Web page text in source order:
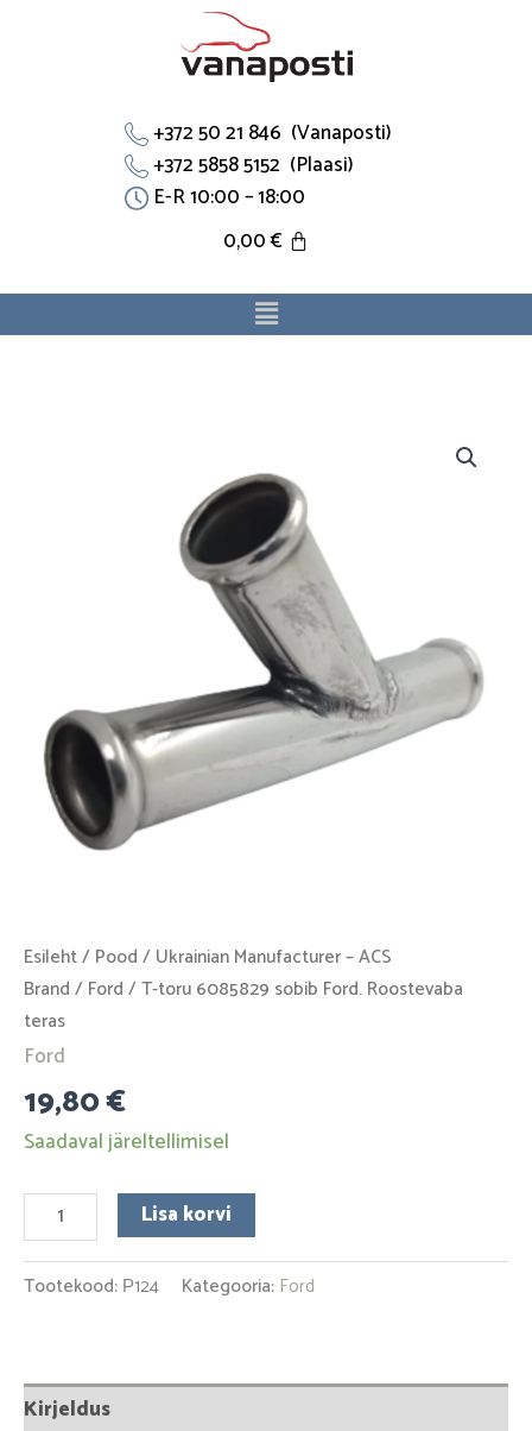
+372 50 21 846 (Vanaposti)
+372 5858 5152 (Plaasi)
E-R 10:00 – 18:00
0,00€
Menu
Esileht/ Pood / Ukrainian Manufacturer – ACS
Brand / Ford / T-toru 6085829 sobib Ford. Roostevaba
teras
Ford
19,80€
Saadaval järeltellimisel
Lisa korvi
Tootekood: Р124 Kategooria: Ford
Kirjeldus